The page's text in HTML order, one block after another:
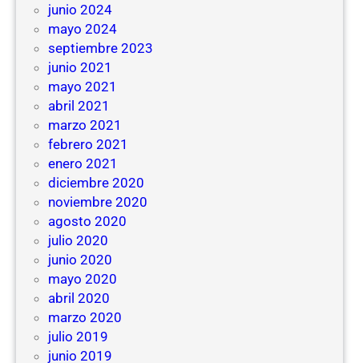
junio 2024
mayo 2024
septiembre 2023
junio 2021
mayo 2021
abril 2021
marzo 2021
febrero 2021
enero 2021
diciembre 2020
noviembre 2020
agosto 2020
julio 2020
junio 2020
mayo 2020
abril 2020
marzo 2020
julio 2019
junio 2019